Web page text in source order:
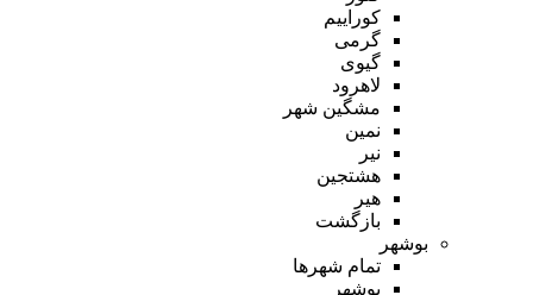
کوراییم
گرمی
گیوی
لاهرود
مشگین شهر
نمین
نیر
هشتجین
هیر
بازگشت
بوشهر
تمام شهر‌ها
بوشهر